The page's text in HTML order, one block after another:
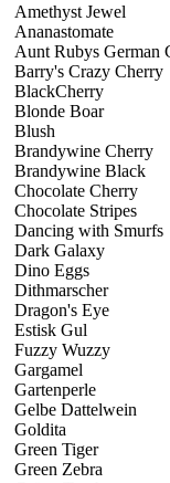
Amethyst Jewel
Ananastomate
Aunt Rubys German
Barry's Crazy Cherry
BlackCherry
Blonde Boar
Blush
Brandywine Cherry
Brandywine Black
Chocolate Cherry
Chocolate Stripes
Dancing with Smurfs
Dark Galaxy
Dino Eggs
Dithmarscher
Dragon's Eye
Estisk Gul
Fuzzy Wuzzy
Gargamel
Gartenperle
Gelbe Dattelwein
Goldita
Green Tiger
Green Zebra